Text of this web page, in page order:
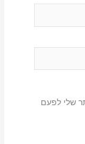
שלי לפעם